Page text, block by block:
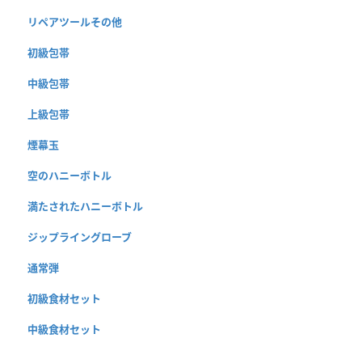
リペアツールその他
初級包帯
中級包帯
上級包帯
煙幕玉
空のハニーボトル
満たされたハニーボトル
ジップライングローブ
通常弾
初級食材セット
中級食材セット